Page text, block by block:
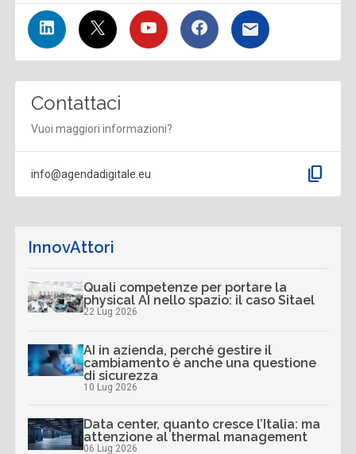
Contattaci
Vuoi maggiori informazioni?
info@agendadigitale.eu content_copy
InnovAttori
Quali competenze per portare la
physical AI nello spazio: il caso Sitael
22 Lug 2026
AI in azienda, perché gestire il
cambiamento è anche una questione
di sicurezza
10 Lug 2026
Data center, quanto cresce l’Italia: ma
attenzione al thermal management
06 Lug 2026